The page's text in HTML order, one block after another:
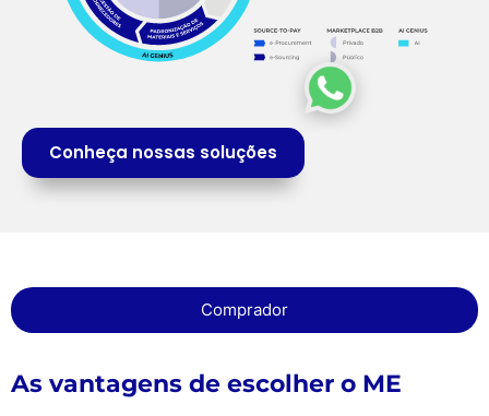
Conheça nossas soluções
Comprador
As vantagens de escolher o ME